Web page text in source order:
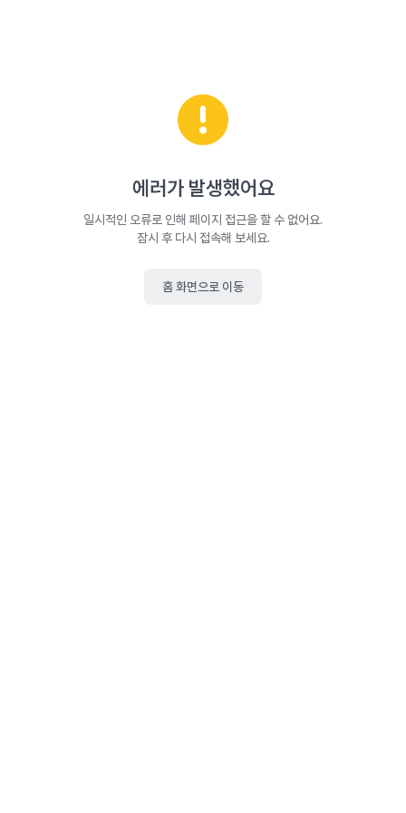
에러가 발생했어요
일시적인 오류로 인해 페이지 접근을 할 수 없어요.
잠시 후 다시 접속해 보세요.
홈 화면으로 이동